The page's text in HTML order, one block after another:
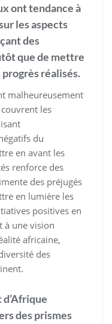
ont tendance à
les aspects
des
que de mettre
réalisés.
malheureusement
les
du
en avant les
renforce des
des préjugés
en lumière les
positives en
à une vision
africaine,
des
des prismes